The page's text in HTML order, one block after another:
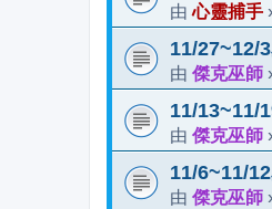
由心靈捕手
11/27~12/
由 傑克巫師
11/13~11/
由 傑克巫師
11/6~11/
由 傑克巫師